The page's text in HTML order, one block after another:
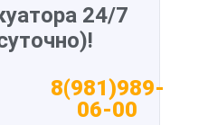
24/7
8(981)989-
06-00